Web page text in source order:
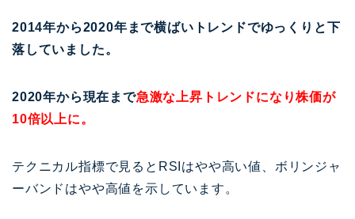
2014年から2020年まで横ばいトレンドでゆっくりと下
落していました。
2020年から現在まで急激な上昇トレンドになり株価が
10倍以上に。
テクニカル指標で見るとRSIはやや高い値、ボリンジャ
ーバンドはやや高値を示しています。